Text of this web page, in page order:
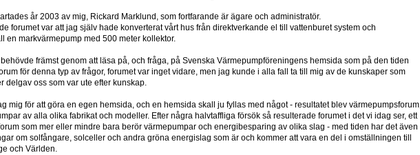
år 2003 av mig, Rickard Marklund, som fortfarande är ägare och administratör.
forumet var att jag själv hade konverterat vårt hus från direktverkande el till vattenburet system och
en markvärmepump med 500 meter kollektor.
främst genom att läsa på, och fråga, på Svenska Värmepumpföreningens hemsida som på den tiden
för denna typ av frågor, forumet var inget vidare, men jag kunde i alla fall ta till mig av de kunskaper som
delgav oss som var ute efter kunskap.
mig för att göra en egen hemsida, och en hemsida skall ju fyllas med något - resultatet blev värmepumpsforum,
av alla olika fabrikat och modeller. Efter några halvtaffliga försök så resulterade forumet i det vi idag ser, ett
som mer eller mindre bara berör värmepumpar och energibesparing av olika slag - med tiden har det även
om solfångare, solceller och andra gröna energislag som är och kommer att vara en del i omställningen till
och Världen.